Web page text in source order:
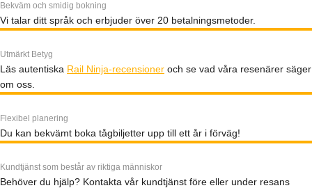
Bekväm och smidig bokning
Vi talar ditt språk och erbjuder över 20 betalningsmetoder.
Utmärkt Betyg
Läs autentiska Rail Ninja-recensioner och se vad våra resenärer säger
om oss.
Flexibel planering
Du kan bekvämt boka tågbiljetter upp till ett år i förväg!
Kundtjänst som består av riktiga människor
Behöver du hjälp? Kontakta vår kundtjänst före eller under resans